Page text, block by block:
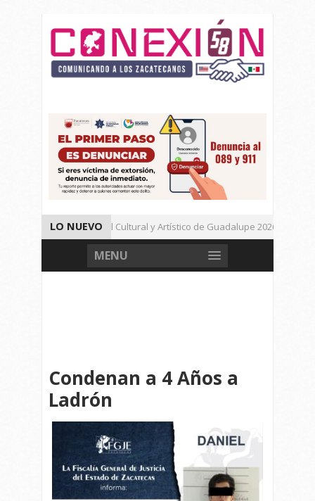
LO NUEVO
Da inicio el Festival Cultural y Artístico de Guadalupe 2026
Muere Agresor, Detienen a Dos Menores en Joaquín Amaro.
MENU
Condenan a 4 Años a
Ladrón